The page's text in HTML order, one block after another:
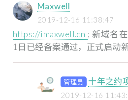
Maxwell
2019-12-16 11:38:47
https://imaxwell.cn ; 新域名
1日已经备案通过，正式启动新
管理员 十年之约
2019-12-16